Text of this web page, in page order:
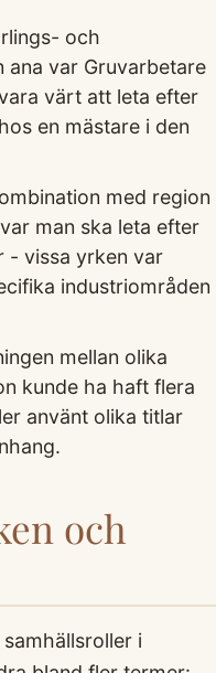
och
ana var Gruvarbetare
värt att leta efter
en mästare i den
med region
man ska leta efter
- vissa yrken var
industriområden
mellan olika
kunde ha haft flera
använt olika titlar
och
i